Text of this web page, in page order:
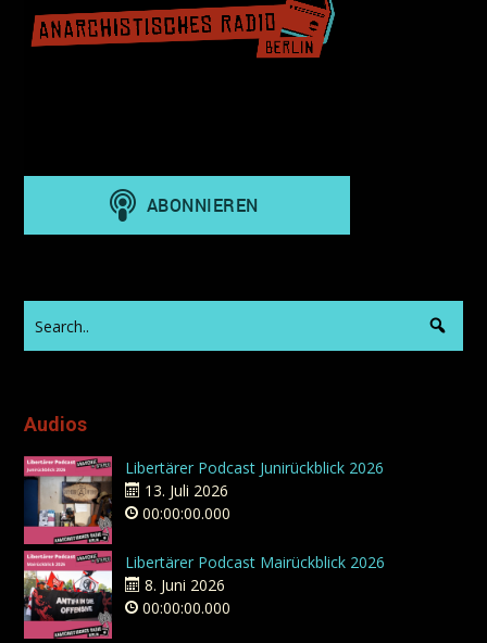
Audios
Libertärer Podcast Junirückblick 2026
13. Juli 2026
00:00:00.000
Libertärer Podcast Mairückblick 2026
8. Juni 2026
00:00:00.000